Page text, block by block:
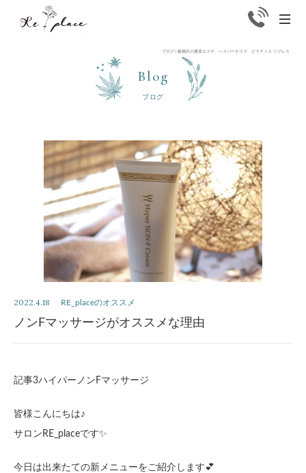
ブログ | 板橋区の痩身エステ、ハイパーナイフ ピラティス リプレス
Blog
ブログ
2022.4.18 RE_placeのオススメ
ノンFマッサージがオススメな理由
記事3ハイパーノンFマッサージ
皆様こんにちは♪
サロンRE_placeです✨
今日は出来たての新メニューをご紹介します💕